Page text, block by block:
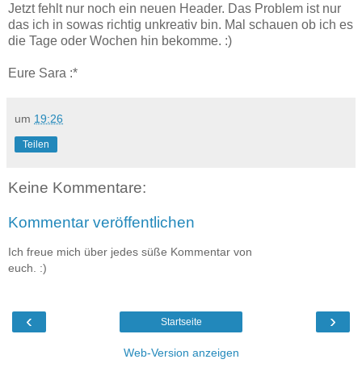
Jetzt fehlt nur noch ein neuen Header. Das Problem ist nur
das ich in sowas richtig unkreativ bin. Mal schauen ob ich es
die Tage oder Wochen hin bekomme. :)
Eure Sara :*
um 19:26
Teilen
Keine Kommentare:
Kommentar veröffentlichen
Ich freue mich über jedes süße Kommentar von
euch. :)
‹ ›
Startseite
Web-Version anzeigen